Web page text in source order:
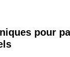
pour